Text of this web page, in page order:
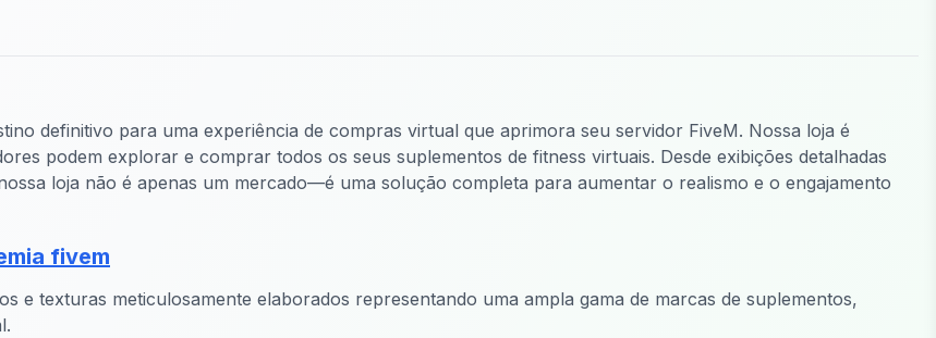
definitivo para uma experiência de compras virtual que aprimora seu servidor FiveM. Nossa loja é
podem explorar e comprar todos os seus suplementos de fitness virtuais. Desde exibições detalhadas
loja não é apenas um mercado—é uma solução completa para aumentar o realismo e o engajamento
fivem
e texturas meticulosamente elaborados representando uma ampla gama de marcas de suplementos,